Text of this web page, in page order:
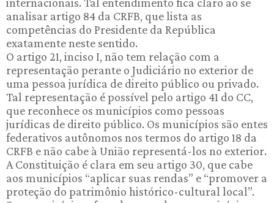
analisar artigo 84 da CRFB, que lista as
competências do Presidente da República
exatamente neste sentido.
O artigo 21, inciso I, não tem relação com a
representação perante o Judiciário no exterior de
uma pessoa jurídica de direito público ou privado.
Tal representação é possível pelo artigo 41 do CC,
que reconhece os municípios como pessoas
jurídicas de direito público. Os municípios são entes
federativos autônomos nos termos do artigo 18 da
CRFB e não cabe à União representá-los no exterior.
A Constituição é clara em seu artigo 30, que cabe
aos municípios “aplicar suas rendas” e “promover a
proteção do patrimônio histórico-cultural local”.